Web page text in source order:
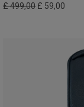
£ 499,00 £ 59,00